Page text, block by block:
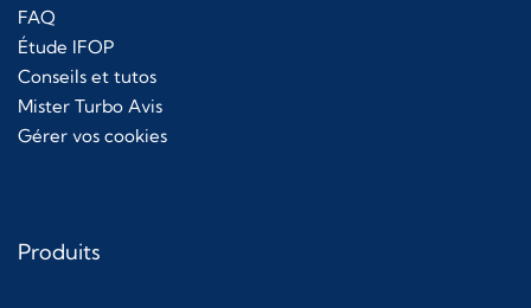
FAQ
Étude IFOP
Conseils et tutos
Mister Turbo Avis
Gérer vos cookies
Produits